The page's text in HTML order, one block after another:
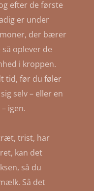
efter de første
er under
der bærer
oplever de
i kroppen.
tid, før du føler
selv – eller en
igen.
trist, har
kan det
så du
Så det